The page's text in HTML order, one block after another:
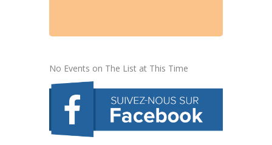
No Events on The List at This Time